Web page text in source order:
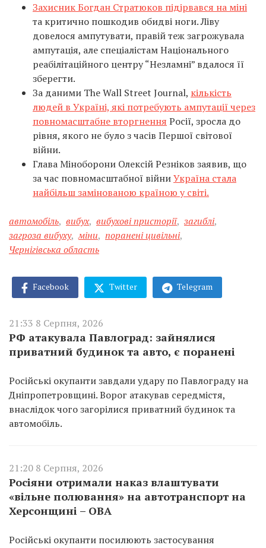
Захисник Богдан Стратюков підірвався на міні
та критично пошкодив обидві ноги. Ліву
довелося ампутувати, правій теж загрожувала
ампутація, але спеціалістам Національного
реабілітаційного центру “Незламні” вдалося її
зберегти.
За даними The Wall Street Journal, кількість
людей в Україні, які потребують ампутації через
повномасштабне вторгнення Росії, зросла до
рівня, якого не було з часів Першої світової
війни.
Глава Міноборони Олексій Резніков заявив, що
за час повномасштабної війниУкраїна стала
найбільш замінованою країною у світі.
автомобіль, вибух, вибухові присторії, загиблі,
загроза вибуху, міни, поранені цивільні,
Чернігівська область
Facebook Twitter Telegram
21:33 8 Серпня, 2026
РФ атакувала Павлоград: зайнялися
приватний будинок та авто, є поранені
Російські окупанти завдали удару по Павлограду на
Дніпропетровщині. Ворог атакував середмістя,
внаслідок чого загорілися приватний будинок та
автомобіль.
21:20 8 Серпня, 2026
Росіяни отримали наказ влаштувати
«вільне полювання» на автотранспорт на
Херсонщині – ОВА
Російські окупанти посилюють застосування